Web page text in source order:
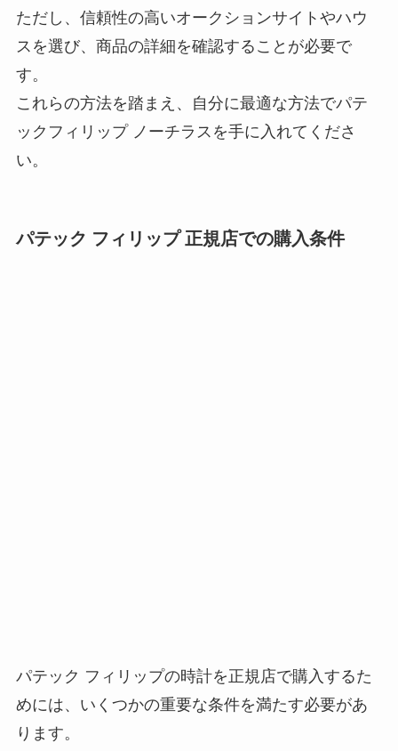
ただし、信頼性の高いオークションサイトやハウ
スを選び、商品の詳細を確認することが必要で
す。
これらの方法を踏まえ、自分に最適な方法でパテ
ックフィリップ ノーチラスを手に入れてくださ
い。
パテック フィリップ 正規店での購入条件
パテック フィリップの時計を正規店で購入するた
めには、いくつかの重要な条件を満たす必要があ
ります。